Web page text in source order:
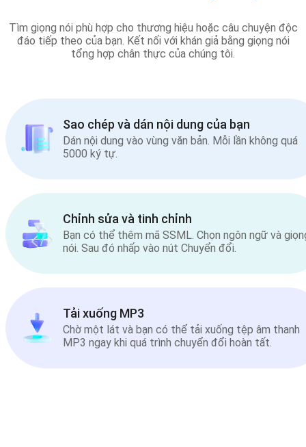
Tìm giọng nói phù hợp cho thương hiệu hoặc câu chuyện độc
đáo tiếp theo của bạn. Kết nối với khán giả bằng giọng nói
tổng hợp chân thực của chúng tôi.
Sao chép và dán nội dung của bạn
Dán nội dung vào vùng văn bản. Mỗi lần không quá
5000 ký tự.
Chỉnh sửa và tinh chỉnh
Bạn có thể thêm mã SSML. Chọn ngôn ngữ và
nói. Sau đó nhấp vào nút Chuyển đổi.
Tải xuống MP3
Chờ một lát và bạn có thể tải xuống tệp âm thanh
MP3 ngay khi quá trình chuyển đổi hoàn tất.